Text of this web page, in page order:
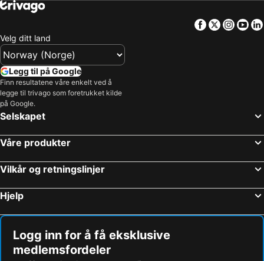
Facebook
Twitter
Velg ditt land
Legg til på Google
Finn resultatene våre enkelt ved å
legge til trivago som foretrukket kilde
på Google.
Selskapet
Våre produkter
Vilkår og retningslinjer
Hjelp
Logg inn for å få eksklusive
medlemsfordeler